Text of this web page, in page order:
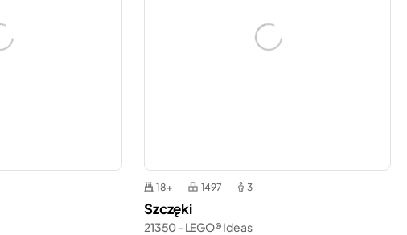
18+ 1497 3
Szczęki
21350 - LEGO® Ideas